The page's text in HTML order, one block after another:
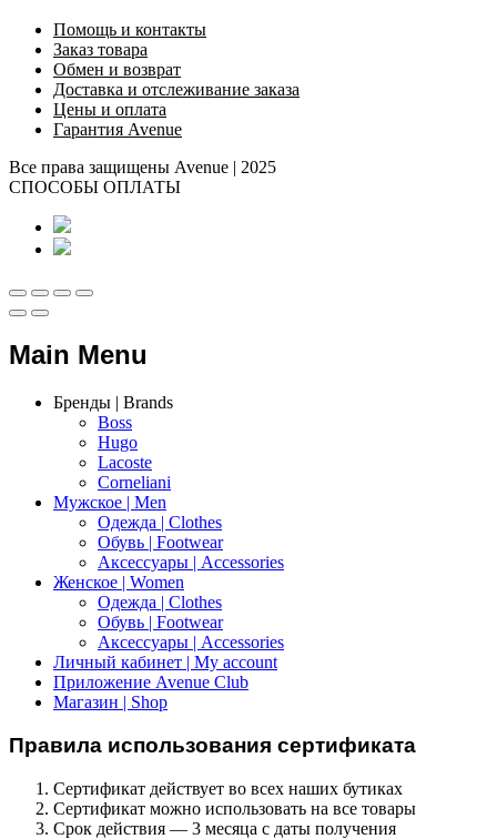
Помощь и контакты
Заказ товара
Обмен и возврат
Доставка и отслеживание заказа
Цены и оплата
Гарантия Avenue
Все права защищены Avenue | 2025
СПОСОБЫ ОПЛАТЫ
Main Menu
Бренды | Brands
Boss
Hugo
Lacoste
Corneliani
Мужское | Men
Одежда | Clothes
Обувь | Footwear
Аксессуары | Accessories
Женское | Women
Одежда | Clothes
Обувь | Footwear
Аксессуары | Accessories
Личный кабинет | My account
Приложение Avenue Club
Магазин | Shop
Правила использования сертификата
Сертификат действует во всех наших бутиках
Сертификат можно использовать на все товары
Срок действия — 3 месяца с даты получения